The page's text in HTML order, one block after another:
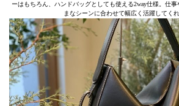
ーはもちろん、ハンドバッグとしても使える2way仕様。仕
まなシーンに合わせて幅広く活躍してくれ